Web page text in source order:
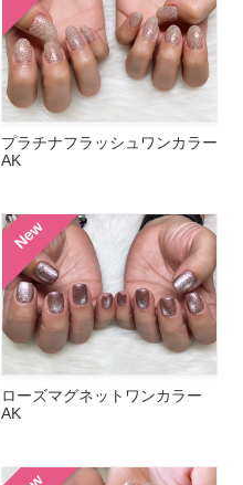
プラチナフラッシュワンカラー
AK
New
ローズマグネットワンカラー
AK